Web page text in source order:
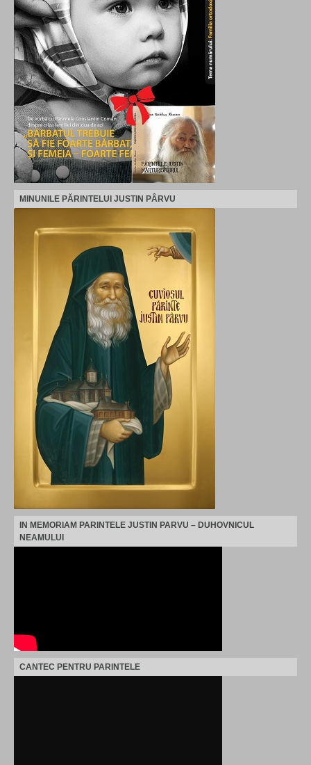
MINUNILE PĂRINTELUI JUSTIN PÂRVU
IN MEMORIAM PARINTELE JUSTIN PARVU – DUHOVNICUL
NEAMULUI
CANTEC PENTRU PARINTELE